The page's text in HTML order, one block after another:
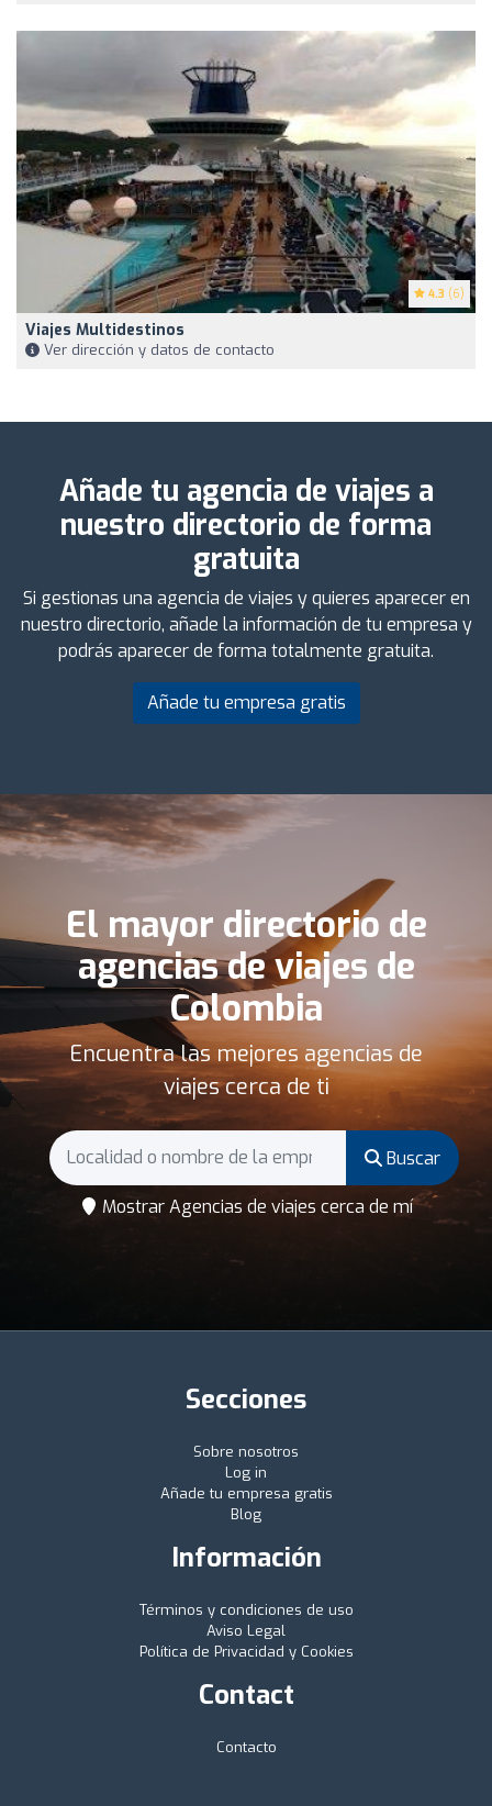
4.3 (6)
Viajes Multidestinos
Ver dirección y datos de contacto
Añade tu agencia de viajes a
nuestro directorio de forma
gratuita
Si gestionas una agencia de viajes y quieres aparecer en
nuestro directorio, añade la información de tu empresa y
podrás aparecer de forma totalmente gratuita.
Añade tu empresa gratis
El mayor directorio de
agencias de viajes de
Colombia
Encuentra las mejores agencias de
viajes cerca de ti
Buscar
Mostrar Agencias de viajes cerca de mí
Secciones
Sobre nosotros
Log in
Añade tu empresa gratis
Blog
Información
Términos y condiciones de uso
Aviso Legal
Política de Privacidad y Cookies
Contact
Contacto